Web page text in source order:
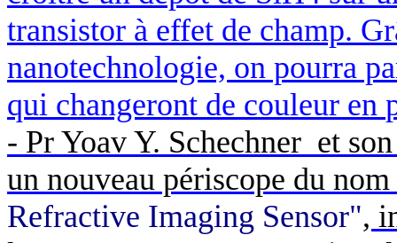
transistor à effet de champ.
nanotechnologie, on pourra
qui changeront de couleur en
- Pr Yoav Y. Schechner et
un nouveau périscope du
Refractive Imaging Sensor",